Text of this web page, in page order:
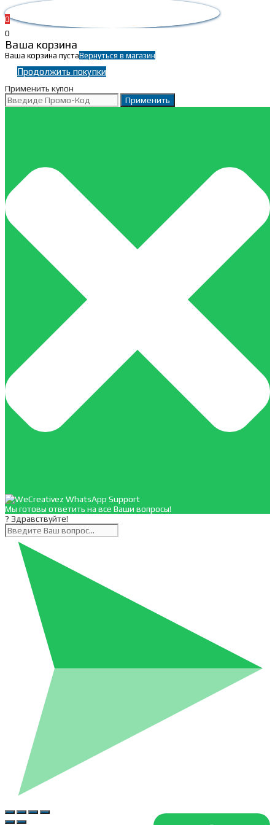
0
0
Ваша корзина
Ваша корзина пустаВернуться в магазин
Продолжить покупки
Применить купон
Применить
Мы готовы ответить на все Ваши вопросы!
? Здравствуйте!